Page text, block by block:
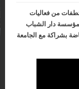
من فعاليات
إطار البرنامج الوطني التنشيطي للقرب صيفيات 2021 بمؤسسة دار الشباب
بشراكة مع الجامعة